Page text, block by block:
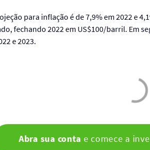
para inflação é de 7,9% em 2022 e
fechando 2022 em US$100/barril. Em
e 2023.
Abra sua conta e comece a